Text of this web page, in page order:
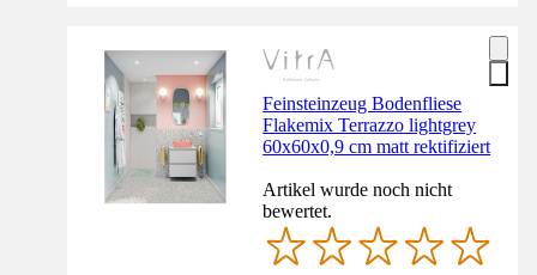
Feinsteinzeug Bodenfliese
Flakemix Terrazzo lightgrey
60x60x0,9 cm matt rektifiziert
Artikel wurde noch nicht
bewertet.